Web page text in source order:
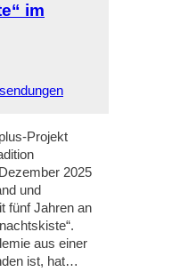
im
Projekt
2025
und
fünf Jahren an
aus einer
ist, hat…